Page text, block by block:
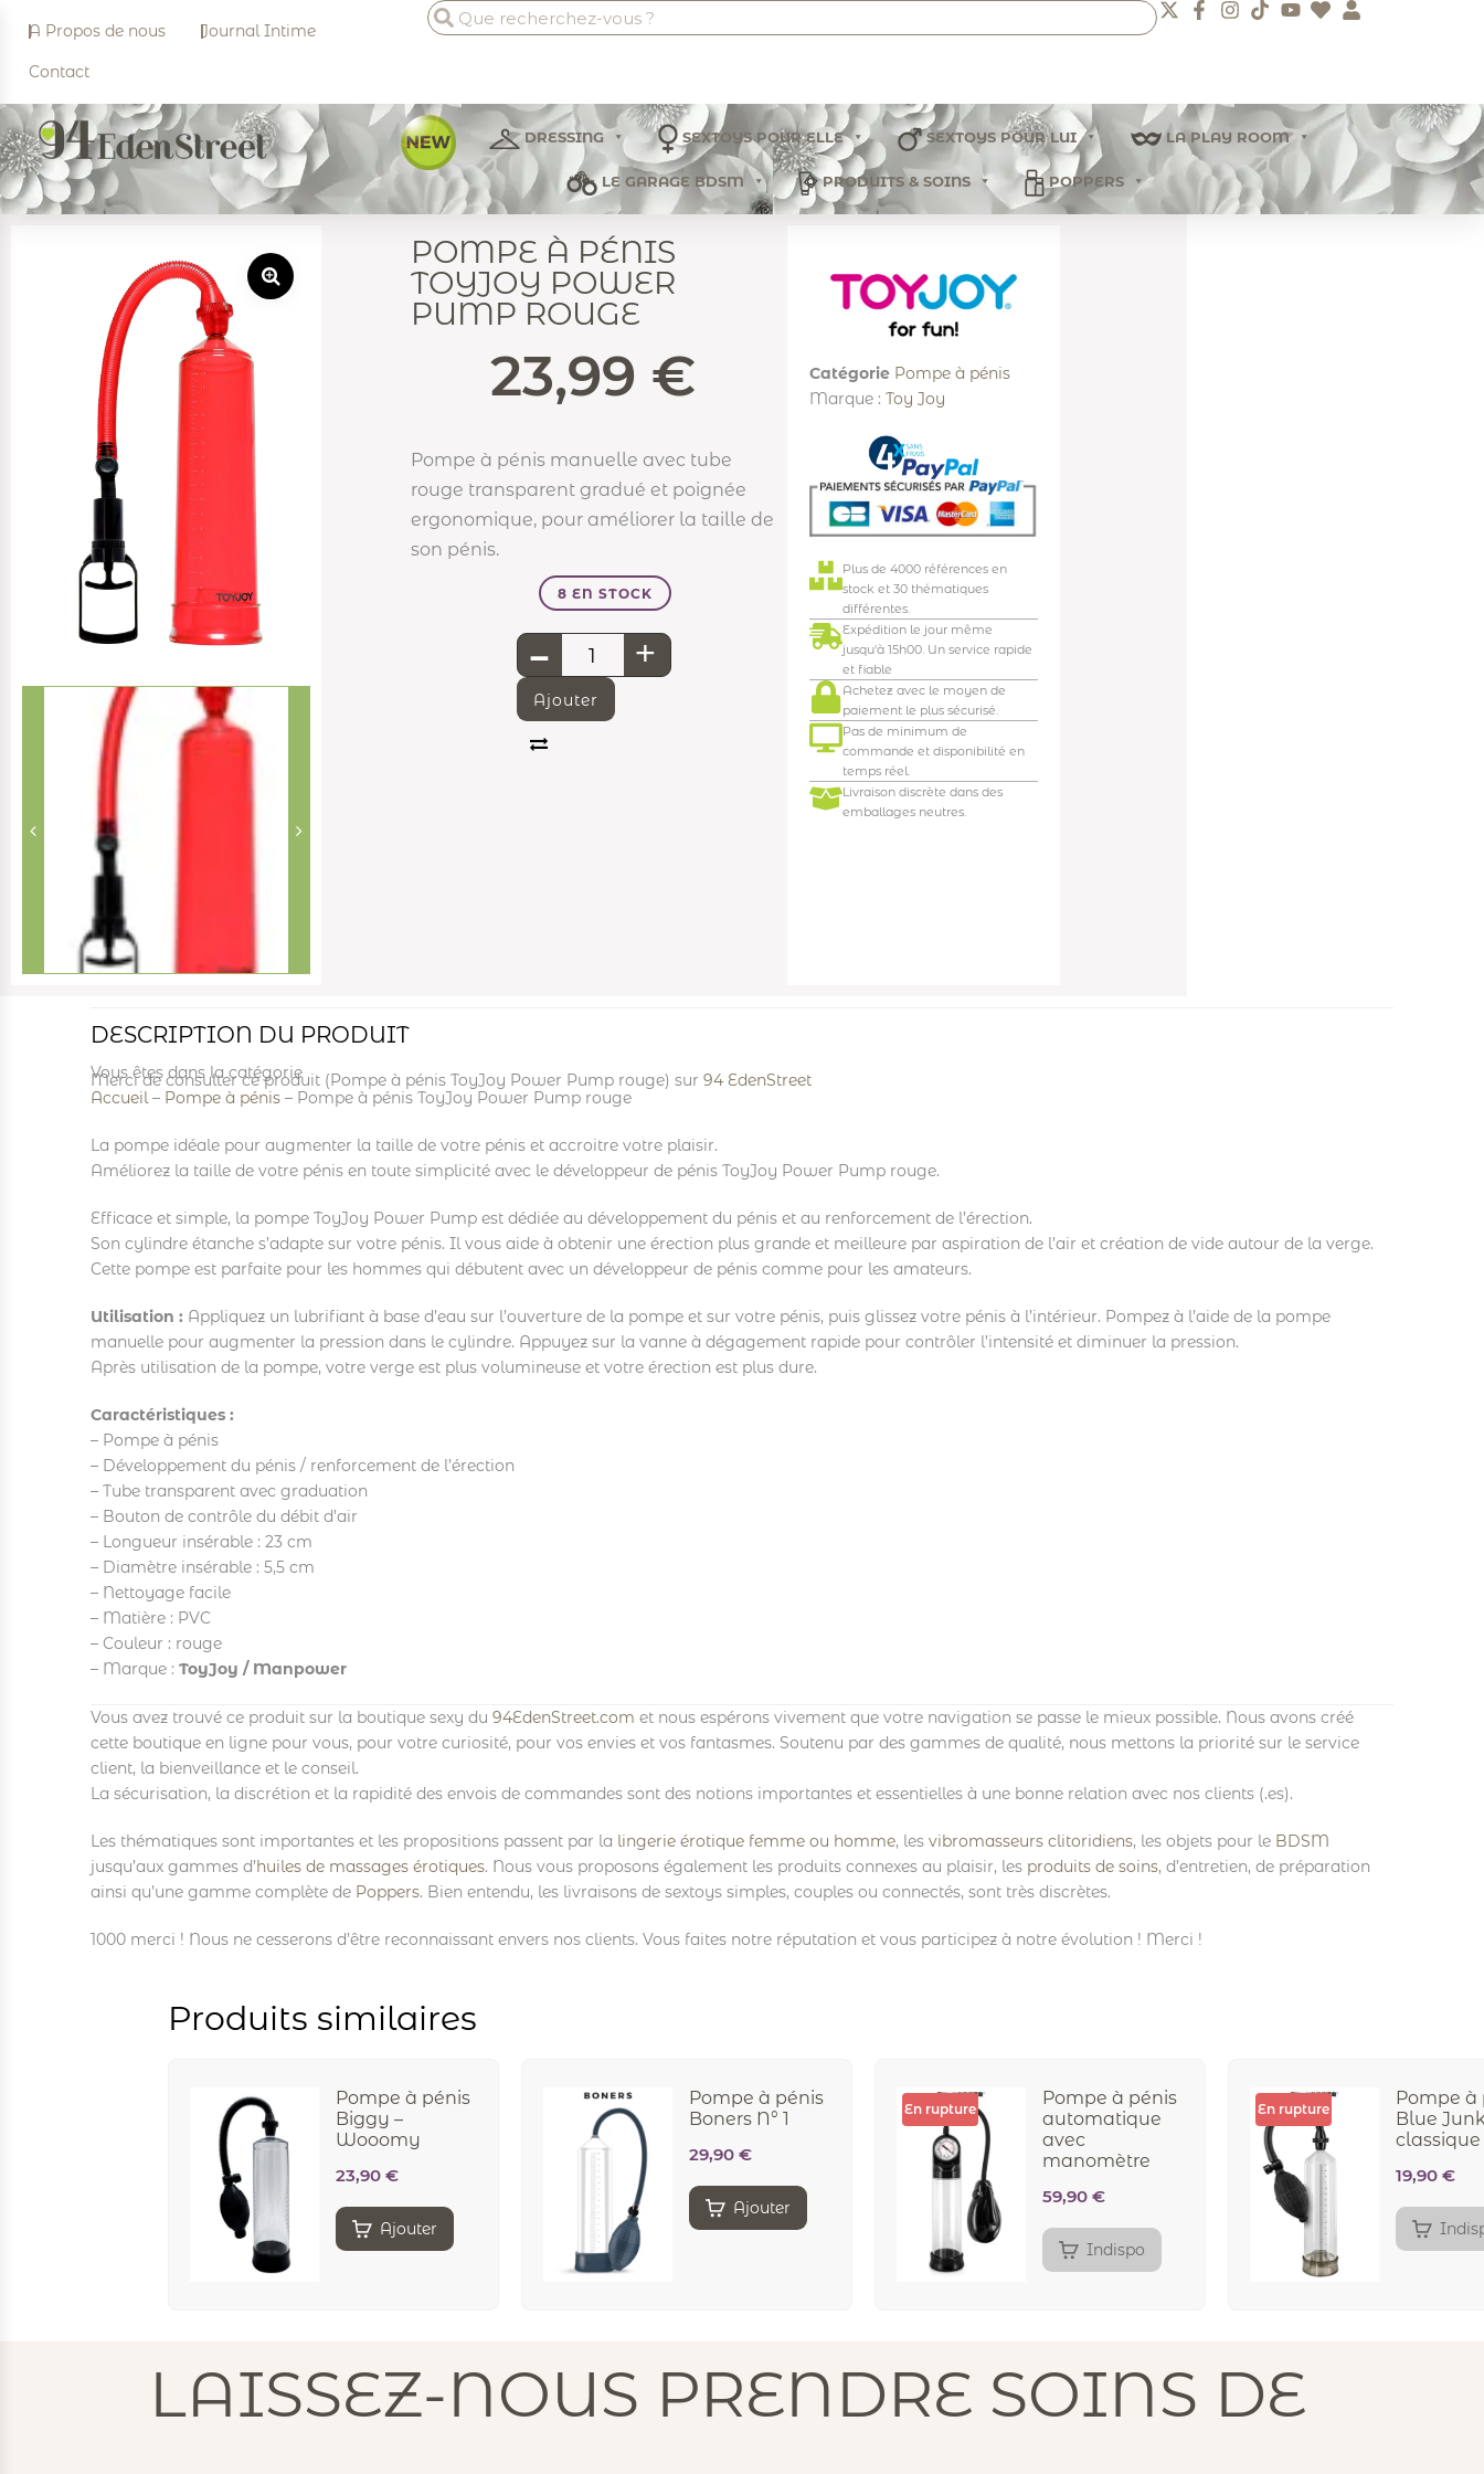
A Propos de nous Journal Intime
Contact
DRESSING SEXTOYS POUR ELLE SEXTOYS POUR LUI LA PLAY ROOM
LE GARAGE BDSM PRODUITS & SOINS POPPERS
POMPE À PÉNIS
TOYJOY POWER
PUMP ROUGE
23,99 €
Pompe à pénis manuelle avec tube
rouge transparent gradué et poignée
ergonomique, pour améliorer la taille de
son pénis.
8 EN STOCK
- +
Ajouter
Catégorie Pompe à pénis
Marque :Toy Joy
Plus de 4000 références en
stock et 30 thématiques
différentes.
Expédition le jour même
jusqu'à 15h00. Un service rapide
et fiable
Achetez avec le moyen de
paiement le plus sécurisé.
Pas de minimum de
commande et disponibilité en
temps réel.
Livraison discrète dans des
emballages neutres.
DESCRIPTION DU PRODUIT
Merci de consulter ce produit (Pompe à pénis ToyJoy Power Pump rouge) sur 94 EdenStreet
Vous êtes dans la catégorie
Accueil– Pompe à pénis – Pompe à pénis ToyJoy Power Pump rouge
La pompe idéale pour augmenter la taille de votre pénis et accroitre votre plaisir.
Améliorez la taille de votre pénis en toute simplicité avec le développeur de pénis ToyJoy Power Pump rouge.
Efficace et simple, la pompe ToyJoy Power Pump est dédiée au développement du pénis et au renforcement de l’érection.
Son cylindre étanche s’adapte sur votre pénis. Il vous aide à obtenir une érection plus grande et meilleure par aspiration de l’air et création de vide autour de la verge.
Cette pompe est parfaite pour les hommes qui débutent avec un développeur de pénis comme pour les amateurs.
Utilisation : Appliquez un lubrifiant à base d’eau sur l’ouverture de la pompe et sur votre pénis, puis glissez votre pénis à l’intérieur. Pompez à l’aide de la pompe
manuelle pour augmenter la pression dans le cylindre. Appuyez sur la vanne à dégagement rapide pour contrôler l’intensité et diminuer la pression.
Après utilisation de la pompe, votre verge est plus volumineuse et votre érection est plus dure.
Caractéristiques :
– Pompe à pénis
– Développement du pénis / renforcement de l’érection
– Tube transparent avec graduation
– Bouton de contrôle du débit d’air
– Longueur insérable : 23 cm
– Diamètre insérable : 5,5 cm
– Nettoyage facile
– Matière : PVC
– Couleur : rouge
– Marque : ToyJoy / Manpower
Vous avez trouvé ce produit sur la boutique sexy du 94EdenStreet.com et nous espérons vivement que votre navigation se passe le mieux possible. Nous avons créé
cette boutique en ligne pour vous, pour votre curiosité, pour vos envies et vos fantasmes. Soutenu par des gammes de qualité, nous mettons la priorité sur le service
client, la bienveillance et le conseil.
La sécurisation, la discrétion et la rapidité des envois de commandes sont des notions importantes et essentielles à une bonne relation avec nos clients (.es).
Les thématiques sont importantes et les propositions passent par la lingerie érotique femme ou homme, les vibromasseurs clitoridiens, les objets pour le BDSM
jusqu’aux gammes d’huiles de massages érotiques. Nous vous proposons également les produits connexes au plaisir, les produits de soins, d’entretien, de préparation
ainsi qu’une gamme complète de Poppers. Bien entendu, les livraisons de sextoys simples, couples ou connectés, sont très discrètes.
1000 merci ! Nous ne cesserons d’être reconnaissant envers nos clients. Vous faites notre réputation et vous participez à notre évolution ! Merci !
Produits similaires
Pompe à pénis
Biggy –
Wooomy
23,90€
Ajouter
Pompe à pénis
Boners N° 1
29,90€
Ajouter
En rupture
Pompe à pénis
automatique
avec
manomètre
59,90€
Indispo
En rupture
Pompe à
Blue
classique
19,90€
LAISSEZ-NOUS PRENDRE SOINS DE